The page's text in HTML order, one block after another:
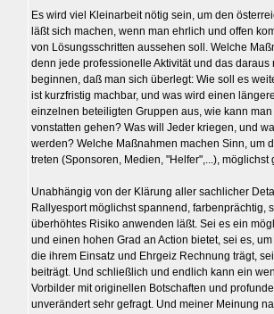
Es wird viel Kleinarbeit nötig sein, um den
läßt sich machen, wenn man ehrlich und offen
von Lösungsschritten aussehen soll. Welche
denn jede professionelle Aktivität und das
beginnen, daß man sich überlegt: Wie soll es
ist kurzfristig machbar, und was wird einen
einzelnen beteiligten Gruppen aus, wie kann
vonstatten gehen? Was will Jeder kriegen, und
werden? Welche Maßnahmen machen Sinn, um
treten (Sponsoren, Medien, "Helfer",...), möglichst
Unabhängig von der Klärung aller sachlicher
Rallyesport möglichst spannend, farbenprächtig,
überhöhtes Risiko anwenden läßt. Sei es ein
und einen hohen Grad an Action bietet, sei es,
die ihrem Einsatz und Ehrgeiz Rechnung trägt,
beiträgt. Und schließlich und endlich kann ein
Vorbilder mit originellen Botschaften und
unverändert sehr gefragt. Und meiner Meinung